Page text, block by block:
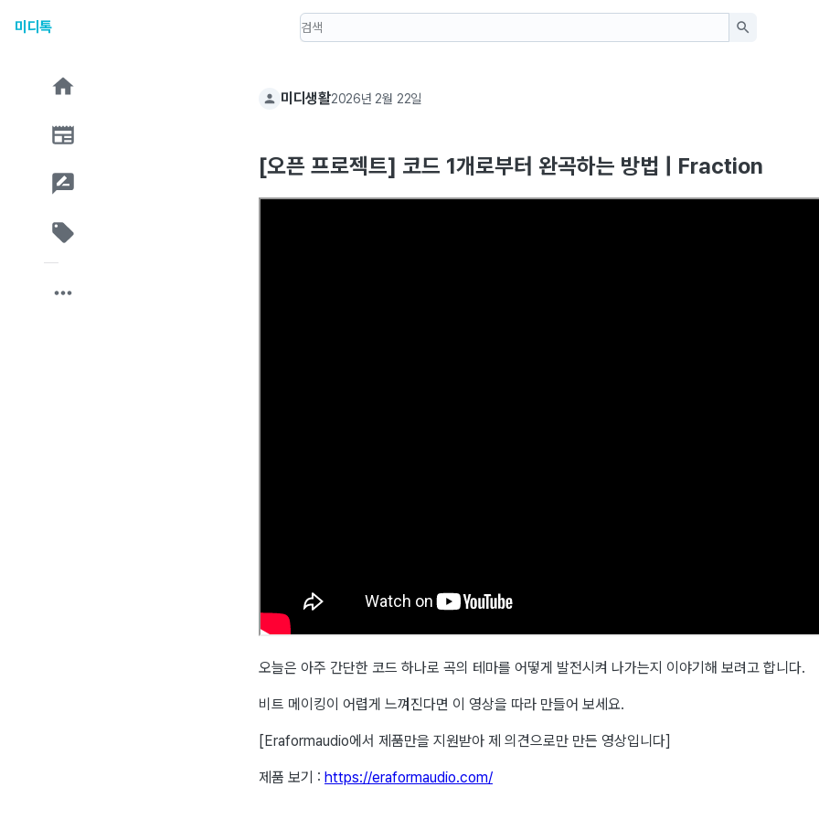
미디톡
미디생활2026년 2월 22일
[오픈 프로젝트] 코드 1개로부터 완곡하는 방법 | Fraction
오늘은 아주 간단한 코드 하나로 곡의 테마를 어떻게 발전시켜 나가는지 이야기해 보려고 합니다.
비트 메이킹이 어렵게 느껴진다면 이 영상을 따라 만들어 보세요.
[Eraformaudio에서 제품만을 지원받아 제 의견으로만 만든 영상입니다]
제품 보기 : https://eraformaudio.com/